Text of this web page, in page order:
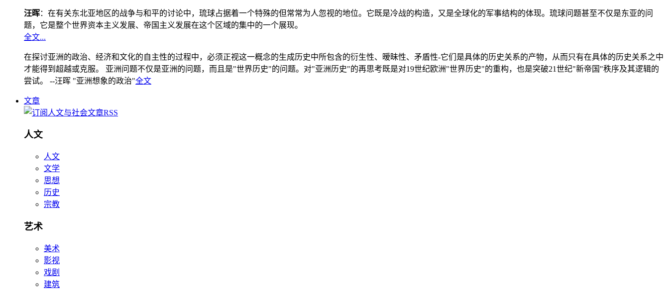
汪晖：在有关东北亚地区的战争与和平的讨论中，琉球占据着一个特殊的但常常为人忽视的地位。它既是冷战的构造，又是全球化的军事结构的体现。琉球问题甚至不仅是东亚的问
题，它是整个世界资本主义发展、帝国主义发展在这个区域的集中的一个展现。
全文...
在探讨亚洲的政治、经济和文化的自主性的过程中，必须正视这一概念的生成历史中所包含的衍生性、暧昧性、矛盾性-它们是具体的历史关系的产物，从而只有在具体的历史关系之中
才能得到超越或克服。 亚洲问题不仅是亚洲的问题，而且是"世界历史"的问题。对"亚洲历史"的再思考既是对19世纪欧洲"世界历史"的重构，也是突破21世纪"新帝国"秩序及其逻辑的
尝试。 --汪晖 "亚洲想象的政治"全文
文章
人文
人文
文学
思想
历史
宗教
艺术
美术
影视
戏剧
建筑